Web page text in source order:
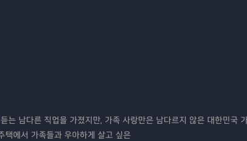
는 남다른 직업을 가졌지만, 가족 사랑만은 남다르지 않은 대한민국
택에서 가족들과 우아하게 살고 싶은